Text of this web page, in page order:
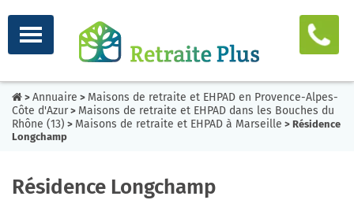
> Annuaire > Maisons de retraite et EHPAD en Provence-Alpes-
Côte d'Azur> Maisons de retraite et EHPAD dans les Bouches du
Rhône (13) > Maisons de retraite et EHPAD à Marseille > Résidence
Longchamp
Résidence Longchamp